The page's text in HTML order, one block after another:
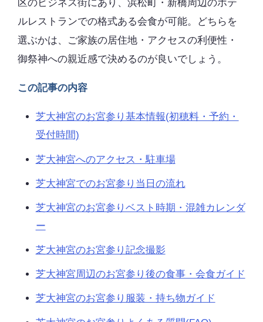
区のビジネス街にあり、浜松町・新橋周辺のホテ
ルレストランでの格式ある会食が可能。どちらを
選ぶかは、ご家族の居住地・アクセスの利便性・
御祭神への親近感で決めるのが良いでしょう。
この記事の内容
芝大神宮のお宮参り基本情報(初穂料・予約・
受付時間)
芝大神宮へのアクセス・駐車場
芝大神宮でのお宮参り当日の流れ
芝大神宮のお宮参りベスト時期・混雑カレンダ
ー
芝大神宮のお宮参り記念撮影
芝大神宮周辺のお宮参り後の食事・会食ガイド
芝大神宮のお宮参り服装・持ち物ガイド